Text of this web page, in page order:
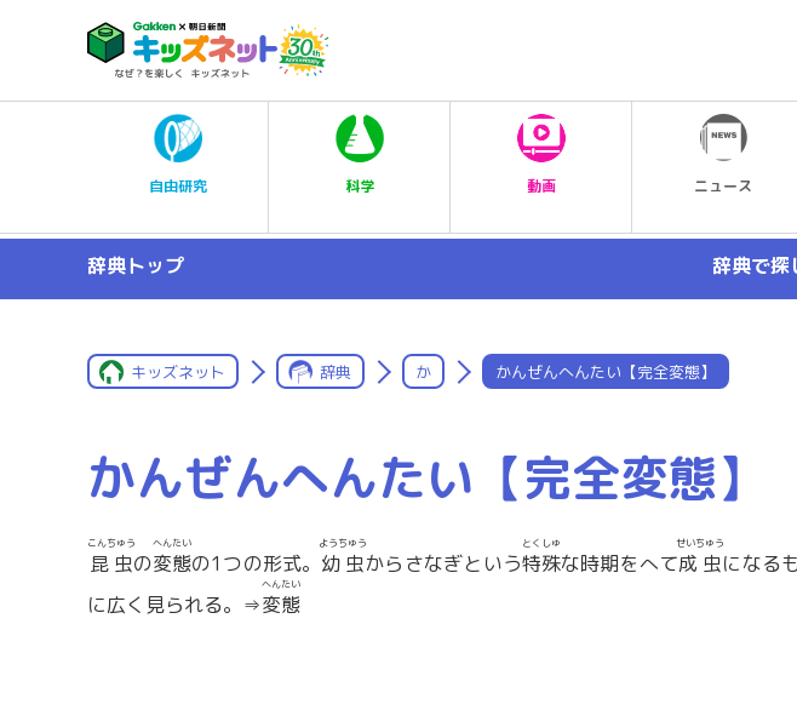
自由研究 科学 動画 ニュース
辞典トップ 辞典で探
キッズネット 辞典 か かんぜんへんたい【完全変態】
かんぜんへんたい【完全変態】
昆虫
こんちゅう
の変態
へんたい
の1つの形式。 幼虫
ようちゅう
からさなぎという特殊
とくしゅ
な時期をへて成虫
せいちゅう
になる
に広く見られる。⇒変態
へんたい